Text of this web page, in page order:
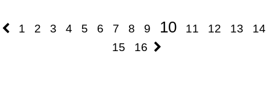
1 2 3 4 5 6 7 8 9 10 11 12 13
14
15
16